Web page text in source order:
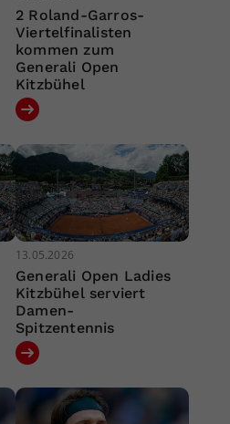
2 Roland-Garros-
Viertelfinalisten
kommen zum
Generali Open
Kitzbühel
13.05.2026
Generali Open Ladies
Kitzbühel serviert
Damen-
Spitzentennis